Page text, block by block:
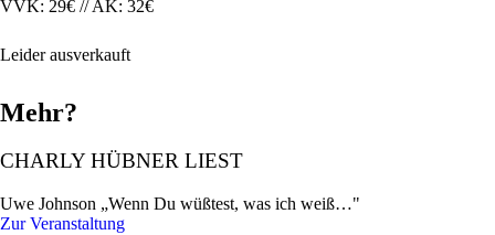
VVK: 29€ // AK: 32€
Leider ausverkauft
Mehr?
CHARLY HÜBNER LIEST
Uwe Johnson „Wenn Du wüßtest, was ich weiß…"
Zur Veranstaltung